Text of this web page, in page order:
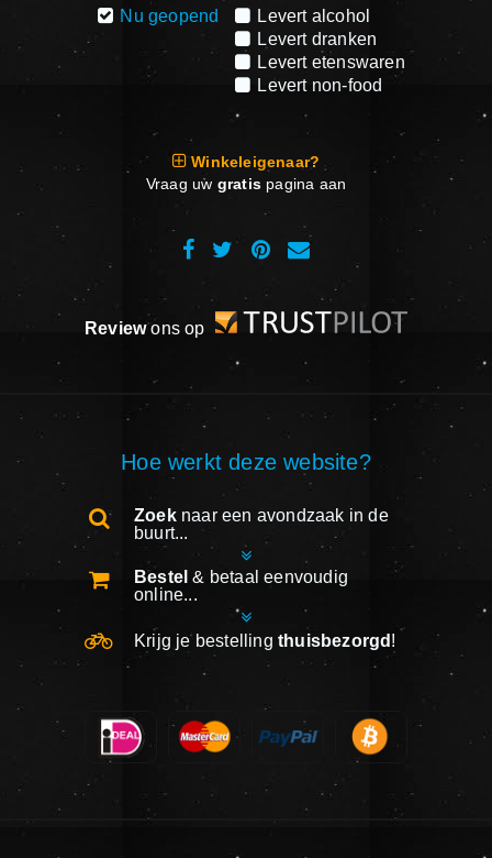
Nu geopend
Levert alcohol
Levert dranken
Levert etenswaren
Levert non-food
Winkeleigenaar?
Vraag uw gratispagina aan
Reviewons op
Hoe werkt deze website?
Zoeknaar een avondzaak in de
buurt...
Bestel & betaal eenvoudig
online...
Krijg je bestelling thuisbezorgd !